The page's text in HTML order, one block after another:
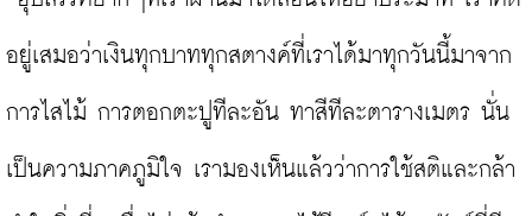
อยู่เสมอว่าเงินทุกบาททุกสตางค์ที่เราได้มาทุกวันนี้มาจาก
การไสไม้ การตอกตะปูทีละอัน ทาสีทีละตารางเมตร นั่น
เป็นความภาคภูมิใจ เรามองเห็นแล้วว่าการใช้สติและกล้า